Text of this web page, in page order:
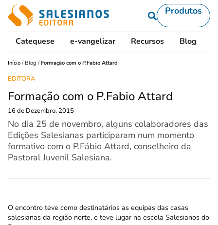
Produtos
Catequese e-vangelizar Recursos Blog
Início / Blog /Formação com o P.Fabio Attard
EDITORA
Formação com o P.Fabio Attard
16 de Dezembro, 2015
No dia 25 de novembro, alguns colaboradores das
Edições Salesianas participaram num momento
formativo com o P.Fábio Attard, conselheiro da
Pastoral Juvenil Salesiana.
O encontro teve como destinatários as equipas das casas
salesianas da região norte, e teve lugar na escola Salesianos do